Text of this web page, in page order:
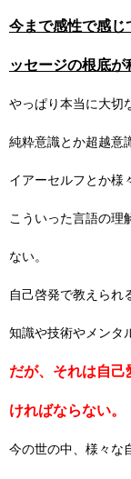
今まで感性で感じ
ッセージの根底が
やっぱり本当に大切
純粋意識とか超越意
イアーセルフとか様
こういった言語の理
ない。
自己啓発で教えられ
知識や技術やメンタ
だが、それは自
ければならない。
今の世の中、様々な